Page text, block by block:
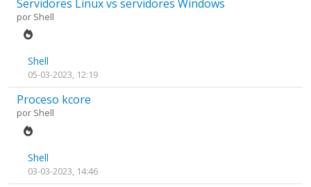
Servidores Linux vs servidores Windows
por Shell
Shell
05-03-2023, 12:19
Proceso kcore
por Shell
Shell
03-03-2023, 14:46